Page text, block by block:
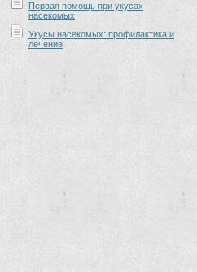
Первая помощь при укусах
насекомых
Укусы насекомых: профилактика и
лечение